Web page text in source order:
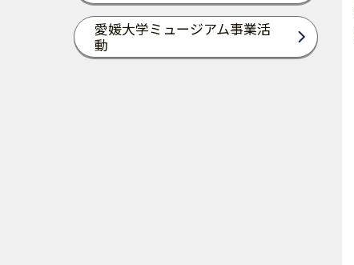
愛媛大学ミュージアム事業活
動